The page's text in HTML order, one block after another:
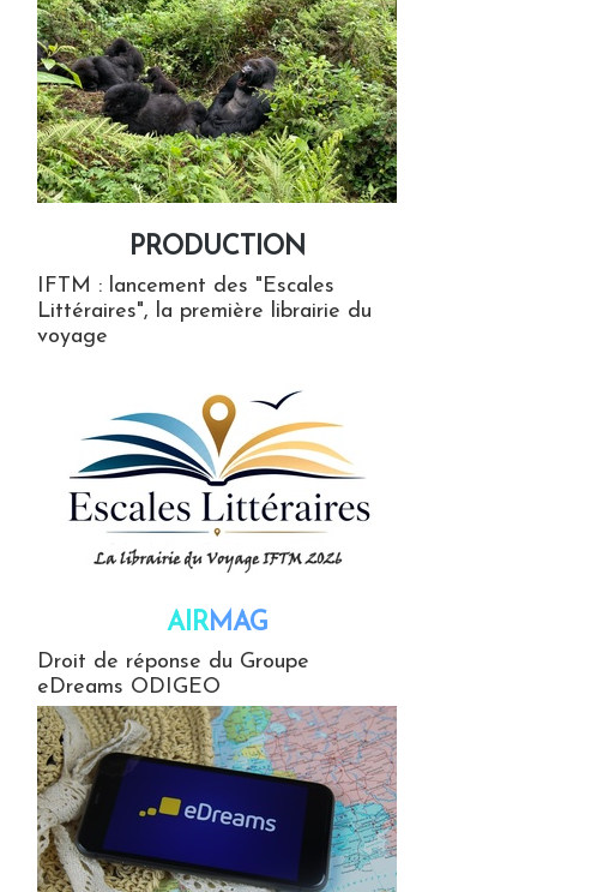
PRODUCTION
IFTM : lancement des "Escales
Littéraires", la première librairie du
voyage
AIRMAG
Droit de réponse du Groupe
eDreams ODIGEO